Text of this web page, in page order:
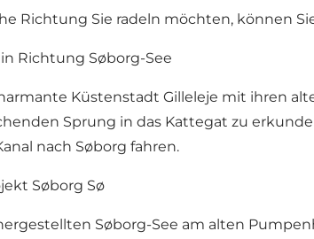
Richtung Sie radeln möchten, können
Richtung Søborg-See
Küstenstadt Gilleleje mit ihren
Sprung in das Kattegat zu
nach Søborg fahren.
Søborg Sø
Søborg-See am alten